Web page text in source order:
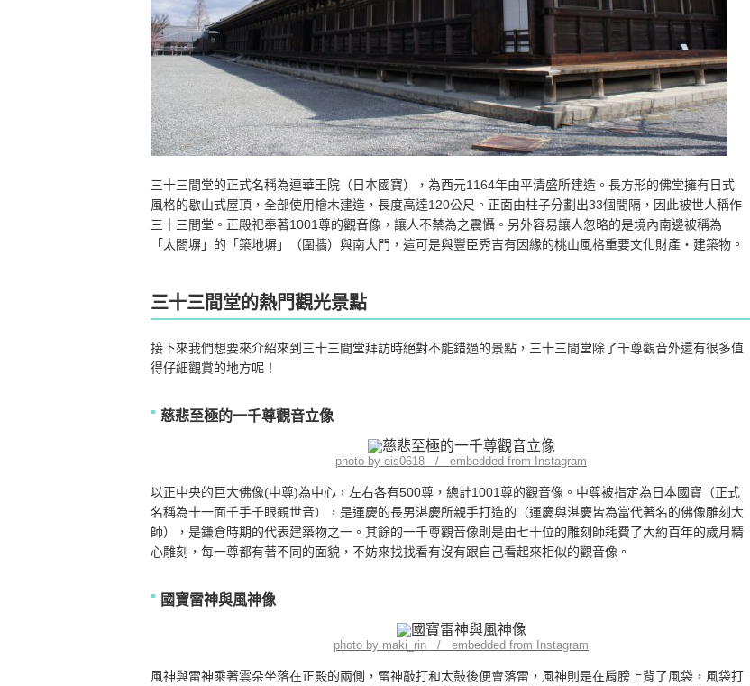
三十三間堂的正式名稱為連華王院（日本國寶），為西元1164年由平清盛所建造。長方形的佛堂擁有日式
風格的歇山式屋頂，全部使用檜木建造，長度高達120公尺。正面由柱子分劃出33個間隔，因此被世人稱作
三十三間堂。正殿祀奉著1001尊的觀音像，讓人不禁為之震懾。另外容易讓人忽略的是境內南邊被稱為
「太閤塀」的「築地塀」（圍牆）與南大門，這可是與豐臣秀吉有因緣的桃山風格重要文化財產・建築物。
三十三間堂的熱門觀光景點
接下來我們想要來介紹來到三十三間堂拜訪時絕對不能錯過的景點，三十三間堂除了千尊觀音外還有很多值
得仔細觀賞的地方呢！
慈悲至極的一千尊觀音立像
photo by eis0618 / embedded from Instagram
以正中央的巨大佛像(中尊)為中心，左右各有500尊，總計1001尊的觀音像。中尊被指定為日本國寶（正式
名稱為十一面千手千眼観世音），是運慶的長男湛慶所親手打造的（運慶與湛慶皆為當代著名的佛像雕刻大
師），是鎌倉時期的代表建築物之一。其餘的一千尊觀音像則是由七十位的雕刻師耗費了大約百年的歲月精
心雕刻，每一尊都有著不同的面貌，不妨來找找看有沒有跟自己看起來相似的觀音像。
國寶雷神與風神像
photo by maki_rin / embedded from Instagram
風神與雷神乘著雲朵坐落在正殿的兩側，雷神敲打和太鼓後便會落雷，風神則是在肩膀上背了風袋，風袋打